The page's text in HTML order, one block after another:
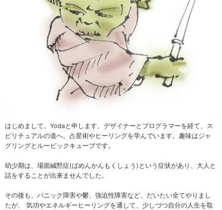
はじめまして。Yodaと申します。デザイナーとプログラマーを経て、ス
ピリチュアルの道へ。占星術やヒーリングを学んでいます。趣味はジャ
グリングとルービックキューブです。
幼少期は、場面緘黙症(ばめんかんもくしょう)という症状があり、大人と
話をすることが出来ませんでした。
その後も、パニック障害や鬱、強迫性障害など、だいたい全てやりまし
たが、 気功やエネルギーヒーリングを通して、少しづつ自分の人生を取